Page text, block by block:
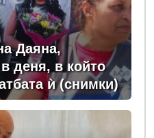
Даяна,
деня, в който
ѝ (снимки)